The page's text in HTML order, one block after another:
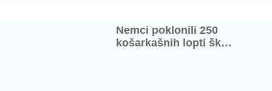
Nemci poklonili 250
košarkašnih lopti šk…